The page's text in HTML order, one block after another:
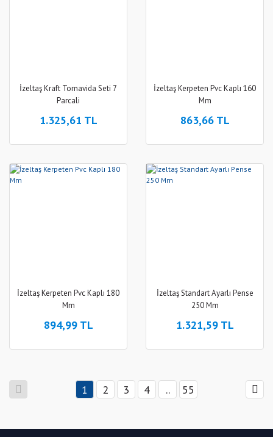
İzeltaş Kraft Tornavida Seti 7
Parcali
1.325,61 TL
İzeltaş Kerpeten Pvc Kaplı 160
Mm
863,66 TL
İzeltaş Kerpeten Pvc Kaplı 180
Mm
894,99 TL
İzeltaş Standart Ayarlı Pense
250 Mm
1.321,59 TL
1 2 3 4 .. 55